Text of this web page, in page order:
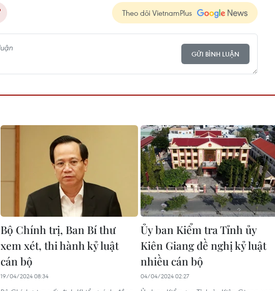
Theo dõi VietnamPlus
GỬI BÌNH LUẬN
Bộ Chính trị, Ban Bí thư
xem xét, thi hành kỷ luật
cán bộ
19/04/2024 08:34
Ủy ban Kiểm tra Tỉnh ủy
Kiên Giang đề nghị kỷ luật
nhiều cán bộ
04/04/2024 02:27